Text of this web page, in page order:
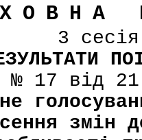
3
№ 17 від
змін